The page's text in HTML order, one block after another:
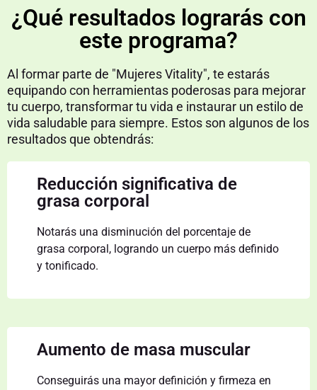
¿Qué resultados lograrás con
este programa?
Al formar parte de "Mujeres Vitality", te estarás
equipando con herramientas poderosas para mejorar
tu cuerpo, transformar tu vida e instaurar un estilo de
vida saludable para siempre. Estos son algunos de los
resultados que obtendrás:
Reducción significativa de
grasa corporal
Notarás una disminución del porcentaje de
grasa corporal, logrando un cuerpo más definido
y tonificado.
Aumento de masa muscular
Conseguirás una mayor definición y firmeza en